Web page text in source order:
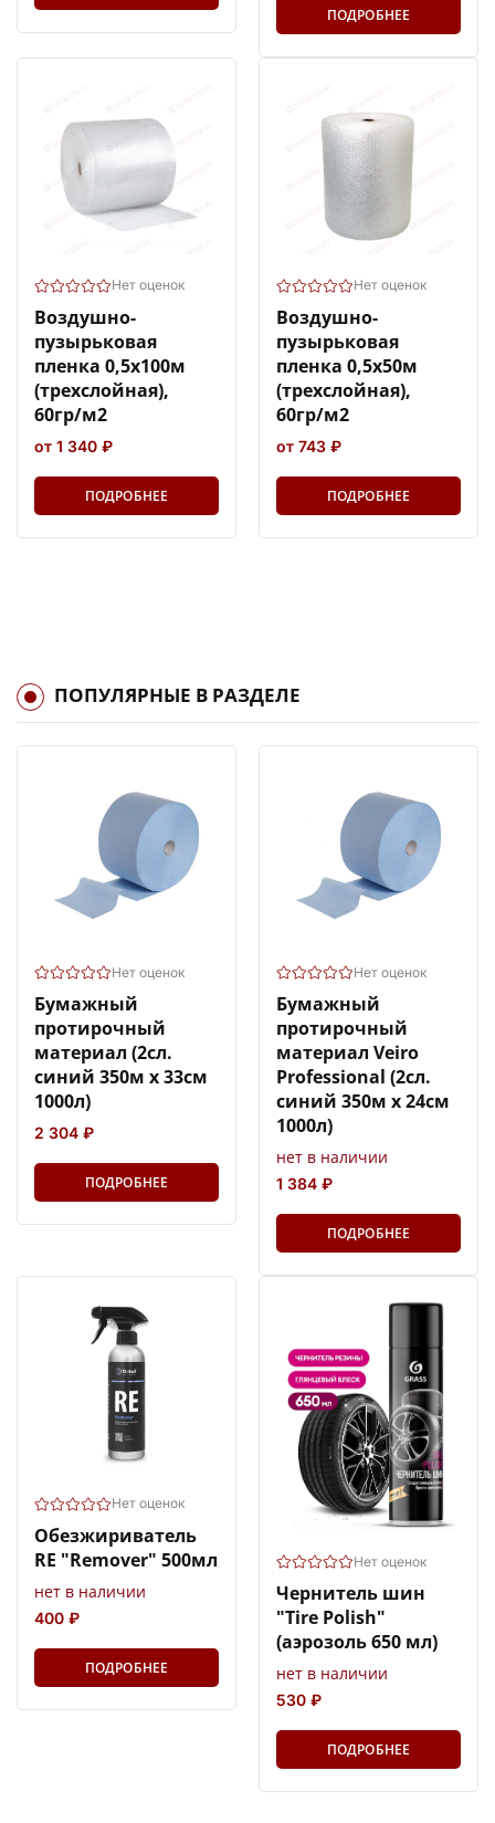
ПОДРОБНЕЕ
Нет оценок
Воздушно-
пузырьковая
пленка 0,5х100м
(трехслойная),
60гр/м2
от 1 340 ₽
ПОДРОБНЕЕ
Нет оценок
Воздушно-
пузырьковая
пленка 0,5х50м
(трехслойная),
60гр/м2
от 743 ₽
ПОДРОБНЕЕ
ПОПУЛЯРНЫЕ В РАЗДЕЛЕ
Нет оценок
Бумажный
протирочный
материал (2сл.
синий 350м х 33см
1000л)
2 304 ₽
ПОДРОБНЕЕ
Нет оценок
Бумажный
протирочный
материал Veiro
Professional (2сл.
синий 350м х 24см
1000л)
нет в наличии
1 384 ₽
ПОДРОБНЕЕ
Нет оценок
Обезжириватель
RE "Remover" 500мл
нет в наличии
400 ₽
ПОДРОБНЕЕ
Нет оценок
Чернитель шин
"Tire Polish"
(аэрозоль 650 мл)
нет в наличии
530 ₽
ПОДРОБНЕЕ